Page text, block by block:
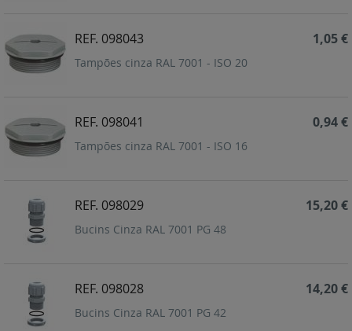
REF. 098043
Tampões cinza RAL 7001 - ISO 20
1,05 €
REF. 098041
Tampões cinza RAL 7001 - ISO 16
0,94 €
REF. 098029
Bucins Cinza RAL 7001 PG 48
15,20 €
REF. 098028
Bucins Cinza RAL 7001 PG 42
14,20 €